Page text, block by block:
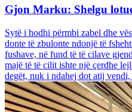
Gjon Marku: Shelgu
Sytë i hodhi përmbi zabel dhe
donte të zbulonte ndonjë të
fushave, në fund të të cilave
majë të të cilit ishte një çerdhe
degët, nuk i ndahej dot atij